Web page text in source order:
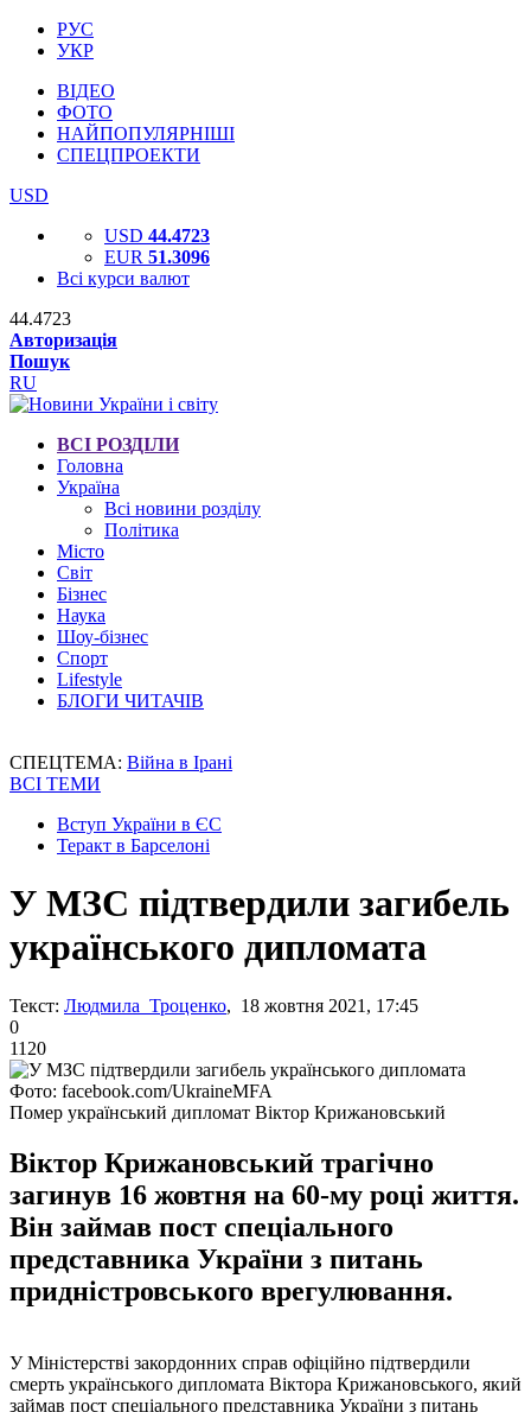
РУС
УКР
ВІДЕО
ФОТО
НАЙПОПУЛЯРНІШІ
СПЕЦПРОЕКТИ
USD
USD 44.4723
EUR 51.3096
Всі курси валют
44.4723
Авторизація
Пошук
RU
ВСІ РОЗДІЛИ
Головна
Україна
Всі новини розділу
Політика
Місто
Світ
Бізнес
Наука
Шоу-бізнес
Спорт
Lifestyle
БЛОГИ ЧИТАЧІВ
СПЕЦТЕМА: Війна в Ірані
ВСІ ТЕМИ
Вступ України в ЄС
Теракт в Барселоні
У МЗС підтвердили загибель
українського дипломата
Текст: Людмила Троценко, 18 жовтня 2021, 17:45
0
1120
Фото: facebook.com/UkraineMFA
Помер український дипломат Віктор Крижановський
Віктор Крижановський трагічно
загинув 16 жовтня на 60-му році життя.
Він займав пост спеціального
представника України з питань
придністровського врегулювання.
У Міністерстві закордонних справ офіційно підтвердили
смерть українського дипломата Віктора Крижановського, який
займав пост спеціального представника України з питань